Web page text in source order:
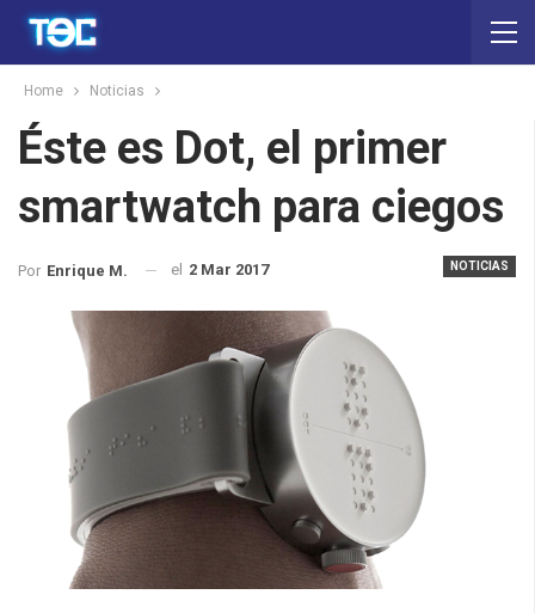
Home Noticias
Éste es Dot, el primer
smartwatch para ciegos
NOTICIAS
Por Enrique M. el 2 Mar 2017